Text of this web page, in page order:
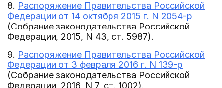
8. Распоряжение Правительства Российской
Федерации от 14 октября 2015 г. N 2054-р
(Собрание законодательства Российской
Федерации, 2015, N 43, ст. 5987).
9. Распоряжение Правительства Российской
Федерации от 3 февраля 2016 г. N 139-р
(Собрание законодательства Российской
Федерации, 2016, N 7, ст. 1002).